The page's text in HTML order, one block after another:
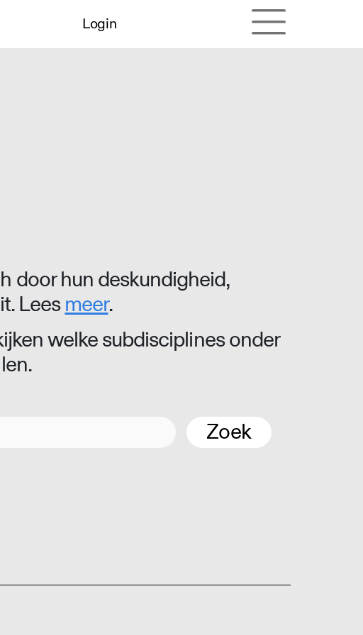
Login
door hun deskundigheid,
Leesmeer.
welke subdisciplines onder
Zoek